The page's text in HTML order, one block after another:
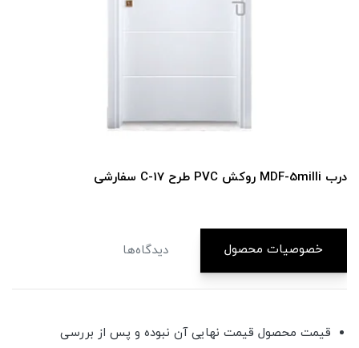
درب MDF-5milli روکش PVC طرح C-17 سفارشی
خصوصیات محصول دیدگاه‌ها
قیمت محصول قیمت نهایی آن نبوده و پس از بررسی